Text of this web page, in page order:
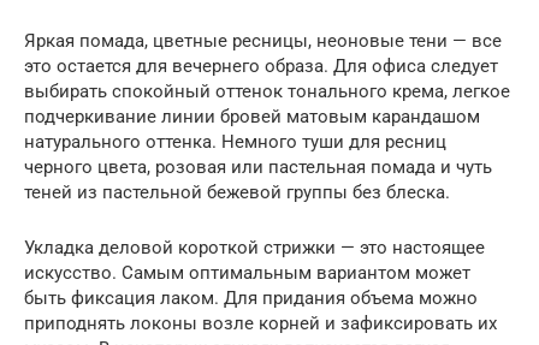
Яркая помада, цветные ресницы, неоновые тени — все
это остается для вечернего образа. Для офиса следует
выбирать спокойный оттенок тонального крема, легкое
подчеркивание линии бровей матовым карандашом
натурального оттенка. Немного туши для ресниц
черного цвета, розовая или пастельная помада и чуть
теней из пастельной бежевой группы без блеска.
Укладка деловой короткой стрижки — это настоящее
искусство. Самым оптимальным вариантом может
быть фиксация лаком. Для придания объема можно
приподнять локоны возле корней и зафиксировать их